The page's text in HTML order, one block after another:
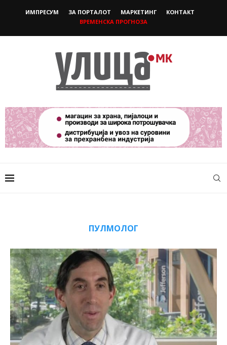
ИМПРЕСУМ ЗА ПОРТАЛОТ МАРКЕТИНГ
КОНТАКТ
ВРЕМЕНСКА ПРОГНОЗА
ПУЛМОЛОГ